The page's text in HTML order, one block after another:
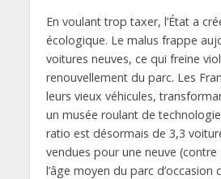
En voulant trop taxer, l’État a
écologique. Le malus frappe
voitures neuves, ce qui freine
renouvellement du parc. Les
leurs vieux véhicules,
un musée roulant de
ratio est désormais de 3,3
vendues pour une neuve (contre
l’âge moyen du parc d’occasion